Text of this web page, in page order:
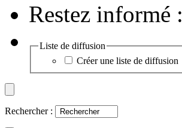
Restez informé :
Liste de diffusion
Créer une liste de diffusion
Rechercher :